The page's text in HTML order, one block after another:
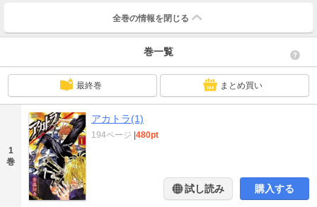
全巻の情報を 閉じる
巻一覧
最終巻 まとめ買い
1
巻
アカトラ(1)
194ページ 480pt
試し読み 購入する